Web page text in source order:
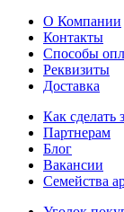
О Компании
Контакты
Способы
Реквизиты
Доставка
Как сделать
Партнерам
Блог
Вакансии
Семейства